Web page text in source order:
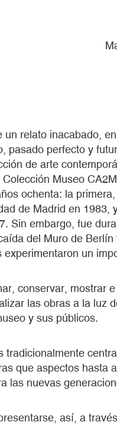
un relato inacabado,
pasado perfecto y
de arte
Museo
ochenta: la
de Madrid en 1983,
Sin embargo, fue
del Muro de
un
conservar, mostrar
las obras a la luz
y sus públicos.
tradicionalmente
que aspectos hasta
las nuevas
así, a